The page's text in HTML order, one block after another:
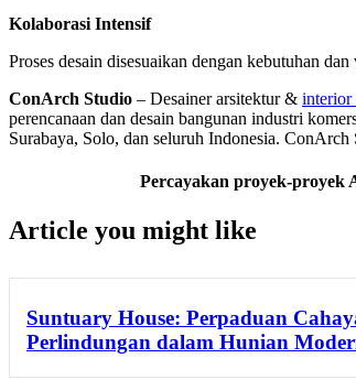
Kolaborasi Intensif
Proses desain disesuaikan dengan kebutuhan
ConArch Studio – Desainer arsitektur & interior
perencanaan dan desain bangunan industri
Surabaya, Solo, dan seluruh Indonesia.
Percayakan proyek-proyek
Article you might like
Suntuary House: Perpaduan
Perlindungan dalam Hunian